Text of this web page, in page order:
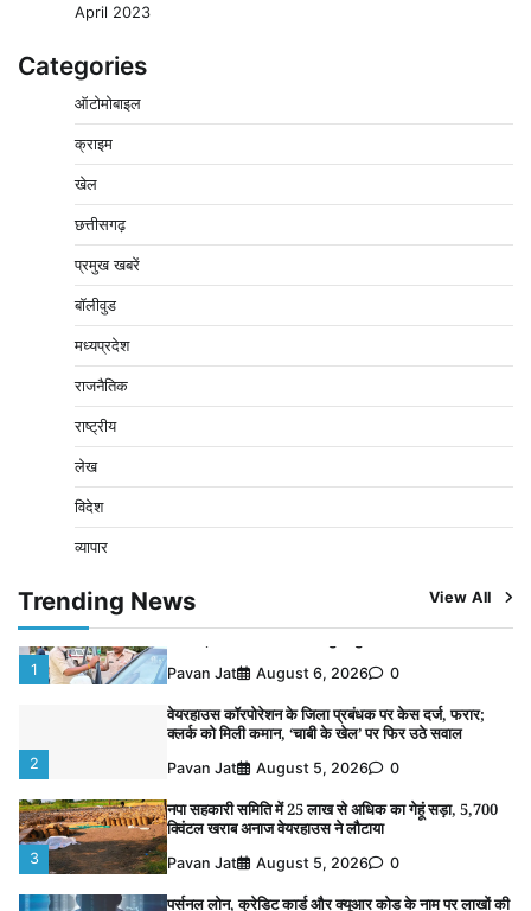
April 2023
Categories
ऑटोमोबाइल
क्राइम
खेल
छत्तीसगढ़
प्रमुख खबरें
बॉलीवुड
मध्यप्रदेश
राजनैतिक
राष्ट्रीय
लेख
विदेश
व्यापार
Trending News View All
Pavan Jat August 5, 2026 0
नपा सहकारी समिति में 25 लाख से अधिक का गेहूं सड़ा, 5,700
साइबर ठगी, फर्जी सिम बेचने वाला आरोपी गिरफ्तार
5 Pavan Jat
1 Pavan Jat August 6, 2026 0
2
वेयरहाउस कॉरपोरेशन के जिला प्रबंधक पर केस दर्ज, फरार;
क्लर्क को मिली कमान, ‘चाबी के खेल’ पर फिर उठे सवाल
Pavan Jat August 5, 2026 0
3
नपा सहकारी समिति में 25 लाख से अधिक का गेहूं सड़ा, 5,700
क्विंटल खराब अनाज वेयरहाउस ने लौटाया
Pavan Jat August 5, 2026 0
पर्सनल लोन, क्रेडिट कार्ड और क्यूआर कोड के नाम पर लाखों की